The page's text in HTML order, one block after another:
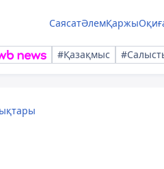
СаясатӘлемҚаржы
#Қазақмыс